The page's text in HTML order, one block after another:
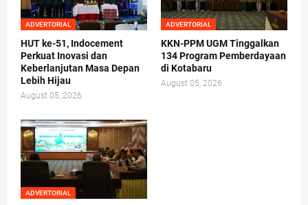
ADVERTORIAL
HUT ke-51, Indocement
Perkuat Inovasi dan
Keberlanjutan Masa Depan
Lebih Hijau
August 05, 2026
ADVERTORIAL
KKN-PPM UGM Tinggalkan
134 Program Pemberdayaan
di Kotabaru
August 05, 2026
ADVERTORIAL